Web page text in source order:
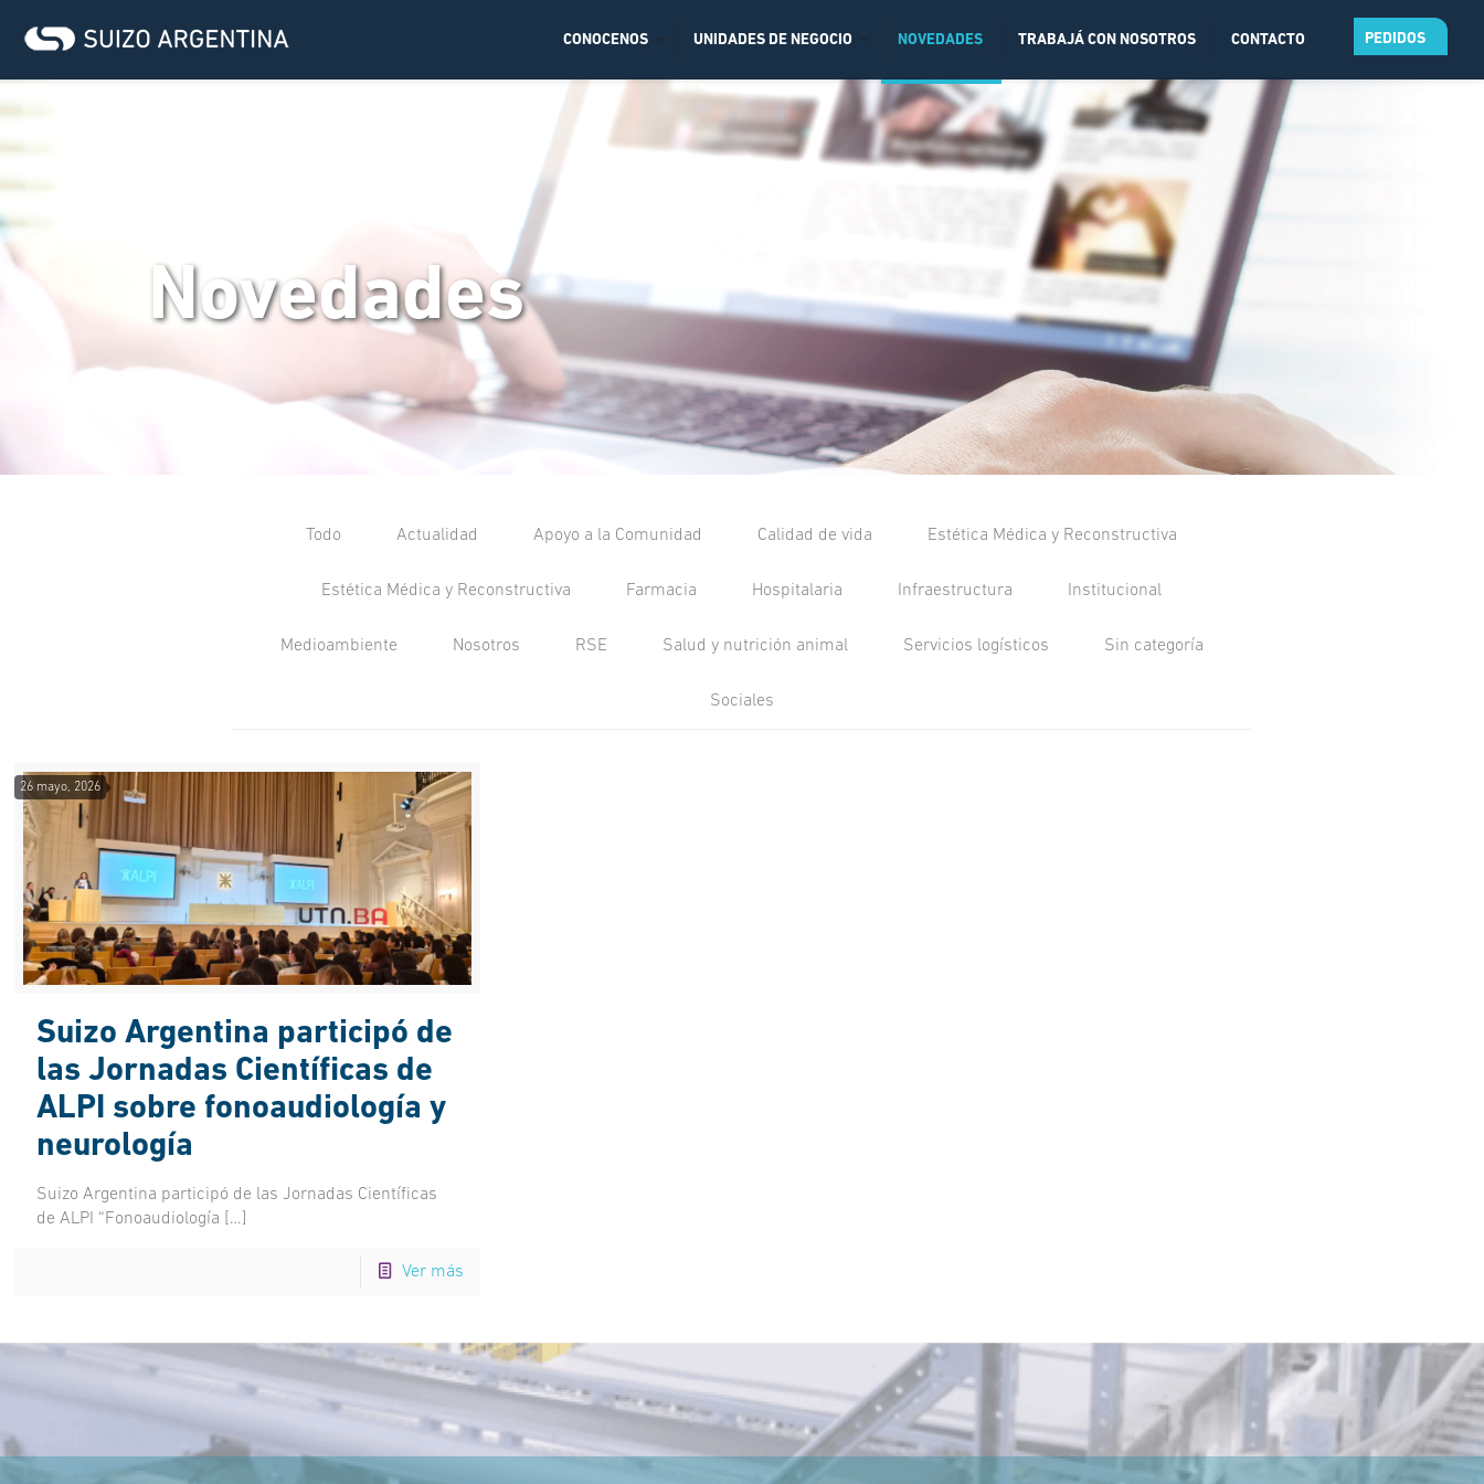
CONOCENOS UNIDADES DE NEGOCIO NOVEDADES TRABAJÁ CON NOSOTROS CONTACTO PEDIDOS
Novedades
Todo Actualidad Apoyo a la Comunidad Calidad de vida Estética Médica y Reconstructiva
Estética Médica y Reconstructiva Farmacia Hospitalaria Infraestructura Institucional
Medioambiente Nosotros RSE Salud y nutrición animal Servicios logísticos Sin categoría
Sociales
26 mayo, 2026
Suizo Argentina participó de
las Jornadas Científicas de
ALPI sobre fonoaudiología y
neurología
Suizo Argentina participó de las Jornadas Científicas
de ALPI “Fonoaudiología […]
Ver más